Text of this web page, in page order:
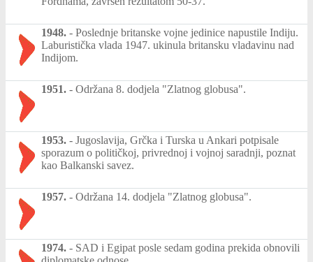
1948. - Poslednje britanske vojne jedinice napustile Indiju.
Laburistička vlada 1947. ukinula britansku vladavinu nad
Indijom.
1951. - Održana 8. dodjela "Zlatnog globusa".
1953. - Jugoslavija, Grčka i Turska u Ankari potpisale
sporazum o političkoj, privrednoj i vojnoj saradnji, poznat
kao Balkanski savez.
1957. - Održana 14. dodjela "Zlatnog globusa".
1974. - SAD i Egipat posle sedam godina prekida obnovili